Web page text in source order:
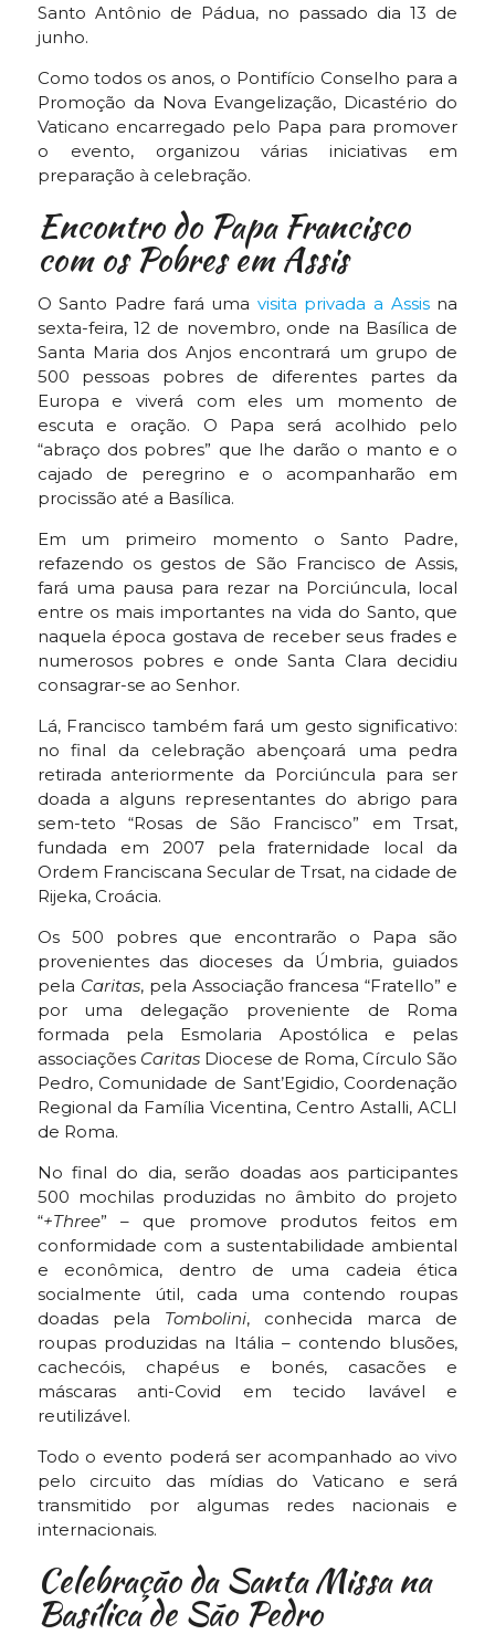
Santo Antônio de Pádua, no passado dia 13 de
junho.
Como todos os anos, o Pontifício Conselho para a
Promoção da Nova Evangelização, Dicastério do
Vaticano encarregado pelo Papa para promover
o evento, organizou várias iniciativas em
preparação à celebração.
Encontro do Papa Francisco
com os Pobres em Assis
O Santo Padre fará uma visita privada a Assisna
sexta-feira, 12 de novembro, onde na Basílica de
Santa Maria dos Anjos encontrará um grupo de
500 pessoas pobres de diferentes partes da
Europa e viverá com eles um momento de
escuta e oração. O Papa será acolhido pelo
“abraço dos pobres” que lhe darão o manto e o
cajado de peregrino e o acompanharão em
procissão até a Basílica.
Em um primeiro momento o Santo Padre,
refazendo os gestos de São Francisco de Assis,
fará uma pausa para rezar na Porciúncula, local
entre os mais importantes na vida do Santo, que
naquela época gostava de receber seus frades e
numerosos pobres e onde Santa Clara decidiu
consagrar-se ao Senhor.
Lá, Francisco também fará um gesto significativo:
no final da celebração abençoará uma pedra
retirada anteriormente da Porciúncula para ser
doada a alguns representantes do abrigo para
sem-teto “Rosas de São Francisco” em Trsat,
fundada em 2007 pela fraternidade local da
Ordem Franciscana Secular de Trsat, na cidade de
Rijeka, Croácia.
Os 500 pobres que encontrarão o Papa são
provenientes das dioceses da Úmbria, guiados
pela Caritas, pela Associação francesa “Fratello” e
por uma delegação proveniente de Roma
formada pela Esmolaria Apostólica e pelas
associações CaritasDiocese de Roma, Círculo São
Pedro, Comunidade de Sant’Egidio, Coordenação
Regional da Família Vicentina, Centro Astalli, ACLI
de Roma.
No final do dia, serão doadas aos participantes
500 mochilas produzidas no âmbito do projeto
“+Three” – que promove produtos feitos em
conformidade com a sustentabilidade ambiental
e econômica, dentro de uma cadeia ética
socialmente útil, cada uma contendo roupas
doadas pela Tombolini, conhecida marca de
roupas produzidas na Itália – contendo blusões,
cachecóis, chapéus e bonés, casacões e
máscaras anti-Covid em tecido lavável e
reutilizável.
Todo o evento poderá ser acompanhado ao vivo
pelo circuito das mídias do Vaticano e será
transmitido por algumas redes nacionais e
internacionais.
Celebração da Santa Missa na
Basílica de São Pedro